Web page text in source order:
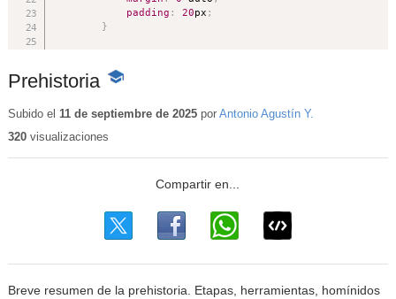
Prehistoria -
educativo
Subido el 11 de septiembre de 2025por Antonio Agustín Y.
320visualizaciones
Breve resumen de la prehistoria. Etapas, herramientas, homínidos